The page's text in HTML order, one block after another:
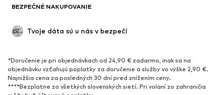
Upcyklácia
Nové
Obľúbené
Tenisky
Členkové čižmy
BEZPEČNÉ NAKUPOVANIE
Tvoje dáta sú u nás v bezpečí
*Doručenie je pri objednávkach od 24,90 € zadarmo, inak sa na
objednávku vzťahujú poplatky za doručenie a služby vo výške 2,90 €.
Najnižšia cena za posledných 30 dní pred znížením ceny.
****Bezplatne zo všetkých slovenských sietí. Pri volaní zo zahraničia